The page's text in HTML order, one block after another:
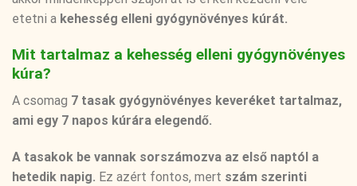
etetni a kehesség elleni gyógynövényes kúrát.
Mit tartalmaz a kehesség elleni gyógynövényes
kúra?
A csomag 7 tasak gyógynövényes keveréket tartalmaz,
ami egy 7 napos kúrára elegendő.
A tasakok be vannak sorszámozva az első naptól a
hetedik napig. Ez azért fontos, mert szám szerinti